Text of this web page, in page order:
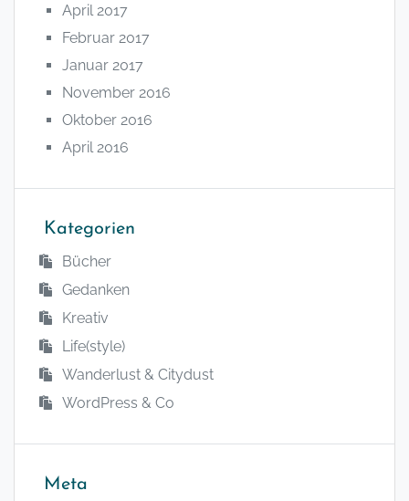
April 2017
Februar 2017
Januar 2017
November 2016
Oktober 2016
April 2016
Kategorien
Bücher
Gedanken
Kreativ
Life(style)
Wanderlust & Citydust
WordPress & Co
Meta